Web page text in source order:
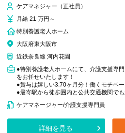
ケアマネジャー（正社員）
月給 21 万円～
特別養護老人ホーム
大阪府東大阪市
近鉄奈良線 河内花園
●特別養護老人ホームにて、介護支援専
をお任せいたします！
●賞与は嬉しい3.70ヶ月分！働くモチベ
●最寄駅から徒歩圏内と公共交通機関で
ケアマネージャー/介護支援専門員
詳細を見る